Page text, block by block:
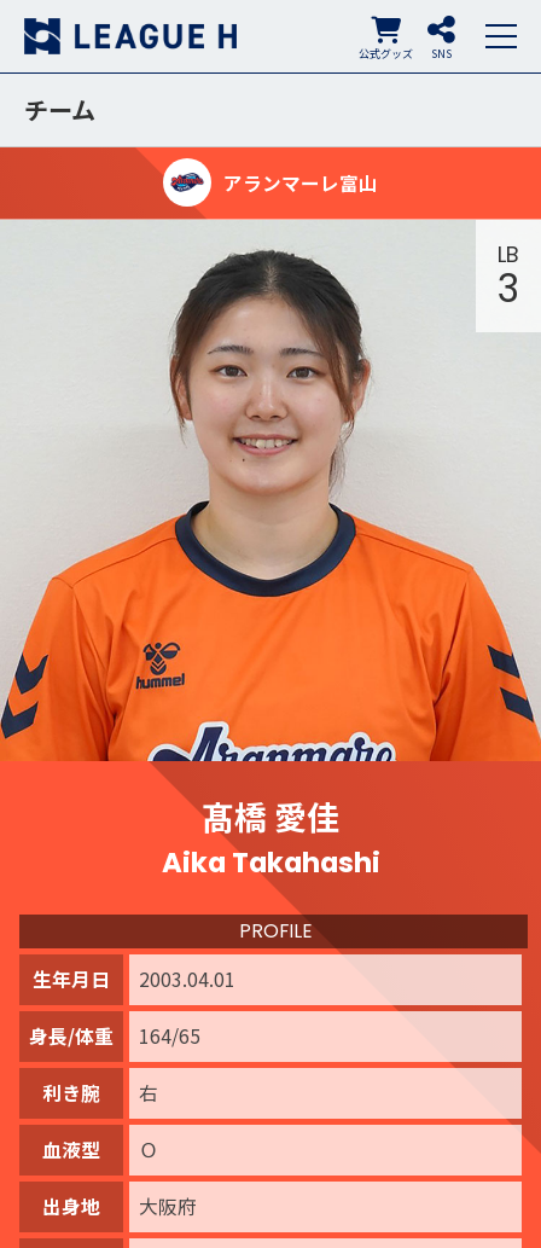
SNS
公式グッズ
チーム
アランマーレ富山
髙橋 愛佳
Aika Takahashi
LB
3
生年月日 2003.04.01
身長/体重 164/65
利き腕 右
血液型 Ｏ
出身地 大阪府
PROFILE